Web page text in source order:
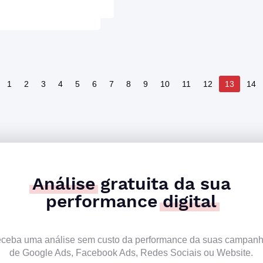
1 2 3 4 5 6 7 8 9 10 11 12 13 14
Análisegratuita da sua
performancedigital
uma análise sem custo da performance da suas
de Google Ads, Facebook Ads, Redes Sociais ou Website.